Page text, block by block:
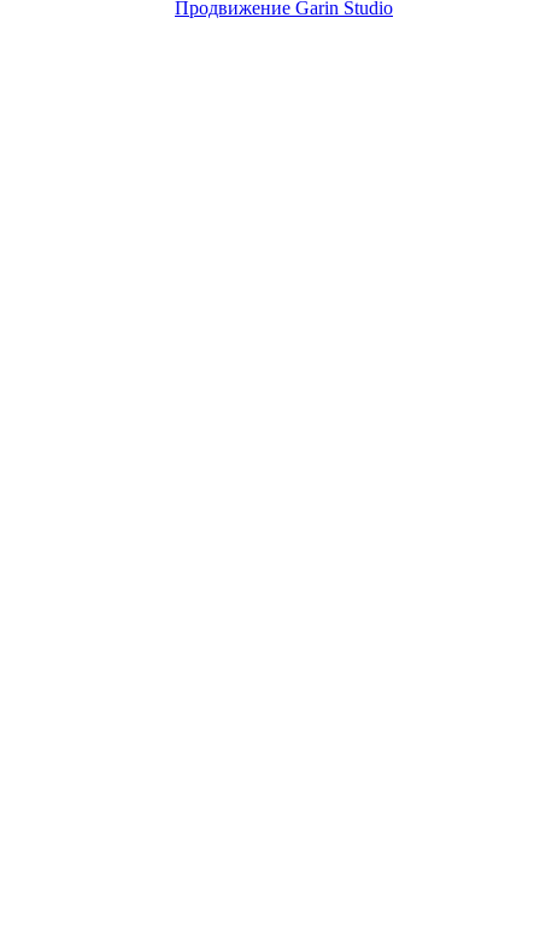
Продвижение Garin Studio